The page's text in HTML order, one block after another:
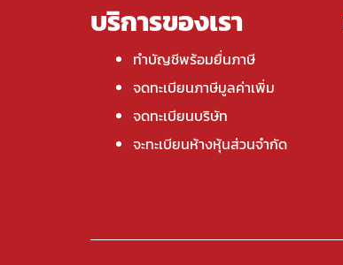
บริการของเรา
ทำบัญชีพร้อมยื่นภาษี
จดทะเบียนภาษีมูลค่าเพิ่ม
จดทะเบียนบริษัท
จะทะเบียนห้างหุ้นส่วนจำกัด